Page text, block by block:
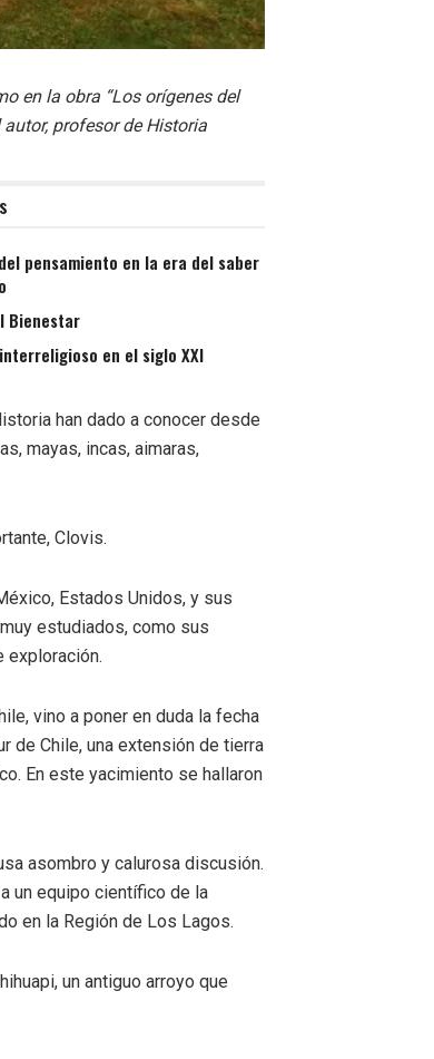
en la obra “Los orígenes del
profesor de Historia
pensamiento en la era del saber
Bienestar
en el siglo XXI
han dado a conocer desde
mayas, incas, aimaras,
Clovis.
Estados Unidos, y sus
estudiados, como sus
exploración.
vino a poner en duda la fecha
de Chile, una extensión de tierra
En este yacimiento se hallaron
asombro y calurosa discusión.
un equipo científico de la
en la Región de Los Lagos.
un antiguo arroyo que